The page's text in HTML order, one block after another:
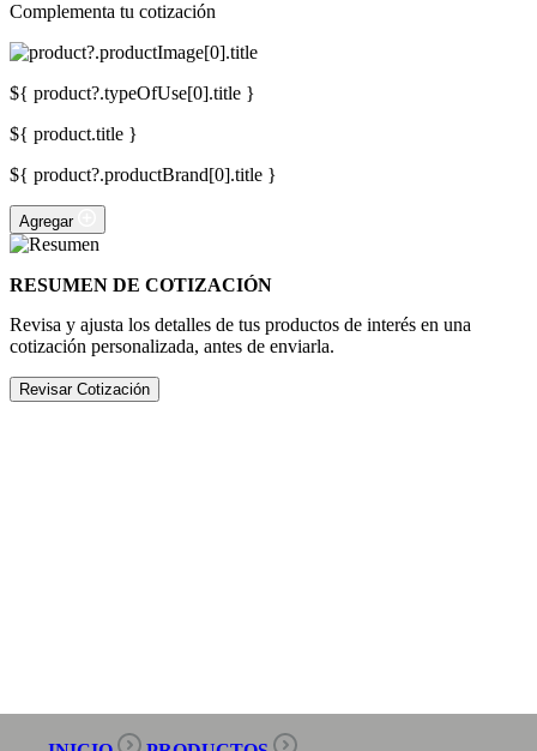
Complementa tu cotización
${ product?.typeOfUse[0].title }
${ product.title }
${ product?.productBrand[0].title }
Agregar
RESUMEN DE COTIZACIÓN
Revisa y ajusta los detalles de tus productos de interés en una
cotización personalizada, antes de enviarla.
Revisar Cotización